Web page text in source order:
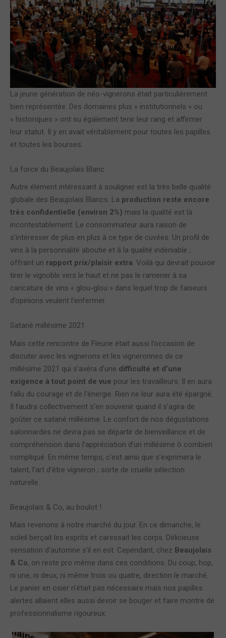
La jeune génération de néo-vignerons était particulièrement
bien représentée. Des domaines plus « institutionnels » ou
« historiques » ont su également tenir leur rang et affirmer
leur statut. Il y en avait véritablement pour toutes les papilles
et toutes les bourses.
La force du Beaujolais Blanc
Autre élément intéressant à souligner est la très belle qualité
globale des Beaujolais Blancs. La production reste encore
très confidentielle (environ 2%) mais la qualité est là
incontestablement. Le consommateur aura raison de
s’intéresser de plus en plus à ce type de cuvées. Un profil de
vins à la personnalité aboutie et à la qualité indéniable ;
offrant un rapport prix/plaisir extra. Voilà qui devrait pouvoir
tirer le vignoble vers le haut et ne pas le ramener à sa
caricature de vins « glou-glou » dans lequel trop de faiseurs
d’opinions veulent l’enfermer.
Satané millésime 2021
Mais cette rencontre de Fleurie était aussi l’occasion de
discuter avec les vignerons et les vigneronnes de ce
millésime 2021 qui s’avéra d’une difficulté et d’une
exigence à tout point de vue pour les travailleurs. Il en aura
fallu du courage et de l’énergie. Rien ne leur aura été épargné.
Il faudra collectivement s’en souvenir quand il s’agira de
goûter ce satané millésime. Le confort de nos dégustations
salonnardes ne devra pas se départir de bienveillance et de
compréhension dans l’appréciation d’un millésime ô combien
compliqué. En même temps, c’est ainsi que s’exprimera le
talent, l’art d’être vigneron ; sorte de cruelle sélection
naturelle.
Beaujolais & Co, au boulot !
Mais revenons à notre marché du jour. En ce dimanche, le
soleil berçait les esprits et caressait les corps. Délicieuse
sensation d’automne s’il en est. Cependant, chez Beaujolais
& Co, on reste pro même dans ces conditions. Du coup, hop,
ni une, ni deux, ni même trois ou quatre, direction le marché.
Le panier en osier n’était pas nécessaire mais nos papilles
alertes allaient elles aussi devoir se bouger et faire montre de
professionnalisme rigoureux.